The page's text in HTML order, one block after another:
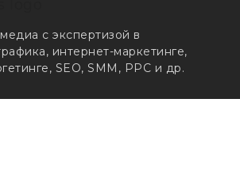
с экспертизой в
интернет-маркетинге,
SEO, SMM, PPC и др.